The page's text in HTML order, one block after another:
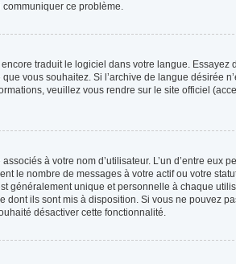
communiquer ce problème.
traduit le logiciel dans votre langue. Essayez
vous souhaitez. Si l’archive de langue désirée
veuillez vous rendre sur le site officiel
à votre nom d’utilisateur. L’un d’entre eux
le nombre de messages à votre actif ou votre
généralement unique et personnelle à chaque
dont ils sont mis à disposition. Si vous ne pouvez
désactiver cette fonctionnalité.